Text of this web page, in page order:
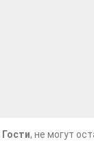
Гости, не могут